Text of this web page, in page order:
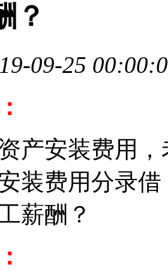
？
09-25
产安装费用
装费用分录
薪酬？